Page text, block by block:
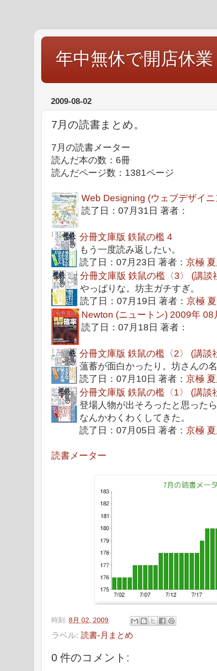
年中無休で開店休業
2009-08-02
7月の読書まとめ。
7月の読書メーター
読んだ本の数：6冊
読んだページ数：1381ページ
Web Designing (ウェブデザイ
読了日：07月31日 著者：
分冊文庫版 鉄鼠の檻 4
もう一度読み返したい。
読了日：07月23日 著者： 京極
分冊文庫版 鉄鼠の檻〈3〉 (講談
やっぱりな。坊主ガチすぎ。
読了日：07月19日 著者： 京極
Newton (ニュートン) 2009年 08
読了日：07月18日 著者：
分冊文庫版 鉄鼠の檻〈2〉 (講談
薀蓄が面白かったり。坊さんの
読了日：07月10日 著者： 京極
分冊文庫版 鉄鼠の檻〈1〉 (講談
登場人物が出そろったと思った
なんかわくわくしてきた。
読了日：07月05日 著者： 京極
読書メーター
時刻: 8月 02, 2009
ラベル: 読書-月まとめ
0 件のコメント: